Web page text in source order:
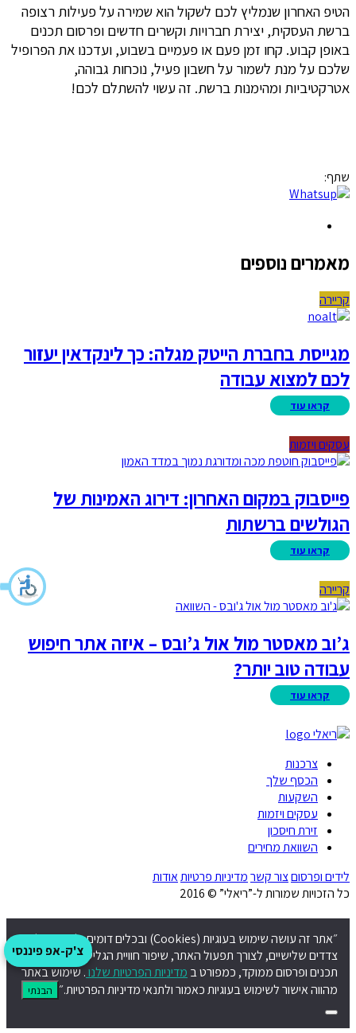
הטיפ האחרון שנמליץ לכם לשקול הוא שמירה על פעילות רצופה
ברשת העסקית, יצירת חברויות וקשרים חדשים ופרסום תכנים
באופן קבוע. קחו זמן פעם או פעמיים בשבוע, ועדכנו את הפרופיל
שלכם על מנת לשמור על חשבון פעיל, נוכחות גבוהה,
אטרקטיביות ומהימנות ברשת. זה עשוי להשתלם לכם!
שתף:
מאמרים נוספים
קריירה
מגייסת בחברת הייטק מגלה: כך לינקדאין יעזור
לכם למצוא עבודה
עסקים ויזמות
פייסבוק במקום האחרון: דירוג האמינות של
הגולשים ברשתות
קריירה
ג’וב מאסטר מול אול ג’ובס – איזה אתר חיפוש
עבודה טוב יותר?
צרכנות
הכסף שלך
השקעות
עסקים ויזמות
זירת חיסכון
השוואת מחירים
לידים ופרסוםצור קשרמדיניות פרטיותאודות
כל הזכויות שמורות ל-”ריאלי” © 2016
צ'ק-אפ פיננסי
״אתר זה עושה שימוש בעוגיות (Cookies) ובכלים דומים, לרבות של
צדדים שלישיים, לצורך תפעול האתר, שיפור חוויית הגלישה, התאמת
תכנים ופרסום ממוקד, כמפורט ב מדיניות הפרטיות שלנו. שימוש באתר
מהווה אישור לשימוש בעוגיות כאמור ולתנאי מדיניות הפרטיות.״ הבנתי